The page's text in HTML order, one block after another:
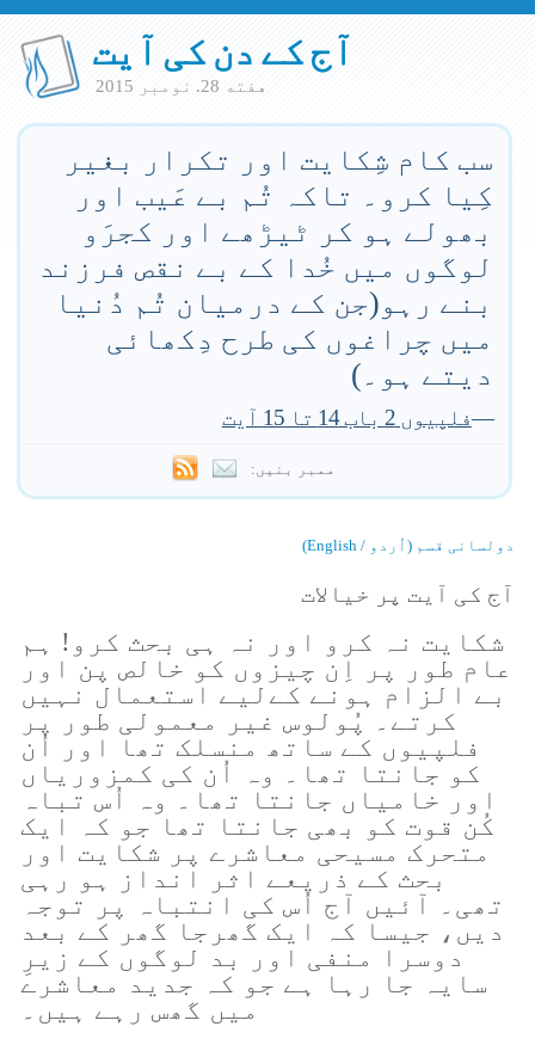
آج کے دن کی آیت
هفته 28. نومبر 2015
سب کام شِکایت اور تکرار بغیر
کِیا کرو۔ تاکہ تُم بے عَیب اور
بھولے ہو کر ٹیڑھے اور کجرَو
لوگوں میں خُدا کے بے نقص فرزند
بنے رہو(جن کے درمیان تُم دُنیا
میں چراغوں کی طرح دِکھائی
دیتے ہو۔)
—فلپیوں 2 باب 14 تا 15 آیت
ممبر بنیں:
دولسانی قسم (اُردو / English)
آج کی آیت پر خیالات
شکایت نہ کرو اور نہ ہی بحث کرو! ہم
عام طور پر اِن چیزوں کو خالص پن اور
بے الزام ہونے کےلیے استعمال نہیں
کرتے۔ پُولوس غیر معمولی طور پر
فلپیوں کے ساتھ منسلک تھا اور اُن
کو جانتا تھا۔ وہ اُن کی کمزوریاں
اور خامیاں جانتا تھا۔ وہ اُس تباہ
کُن قوت کو بھی جانتا تھا جو کہ ایک
متحرک مسیحی معاشرے پر شکایت اور
بحث کے ذریعے اثر انداز ہو رہی
تھی۔ آئیں آج اُس کی انتباہ پر توجہ
دیں، جیسا کہ ایک گھرجا گھر کے بعد
دوسرا منفی اور بد لوگوں کے زیرِ
سایہ جا رہا ہے جو کہ جدید معاشرے
میں گھس رہے ہیں۔